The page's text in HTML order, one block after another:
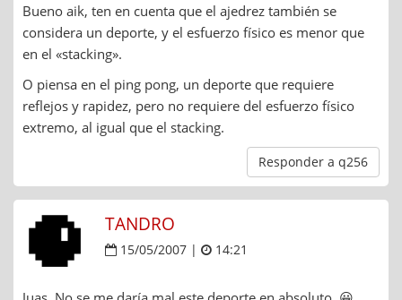
Bueno aik, ten en cuenta que el ajedrez también se
considera un deporte, y el esfuerzo físico es menor que
en el «stacking».
O piensa en el ping pong, un deporte que requiere
reflejos y rapidez, pero no requiere del esfuerzo físico
extremo, al igual que el stacking.
Responder a q256
TANDRO
15/05/2007 | 14:21